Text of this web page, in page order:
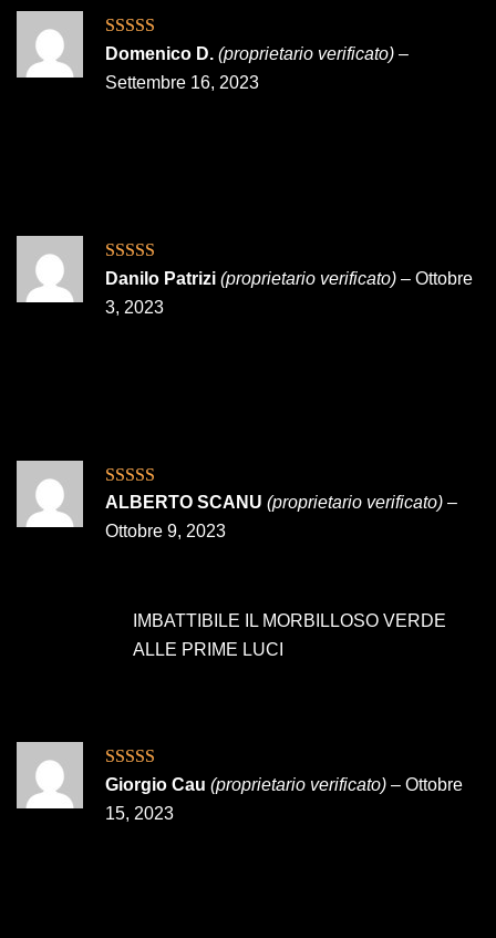
Valutato5su
5
Domenico D. (proprietario verificato) –
Settembre 16, 2023
Valutato
3 su 5
Danilo Patrizi (proprietario verificato) – Ottobre
3, 2023
Valutato5su
5
ALBERTO SCANU (proprietario verificato) –
Ottobre 9, 2023
IMBATTIBILE IL MORBILLOSO VERDE
ALLE PRIME LUCI
Valutato 5su
5
Giorgio Cau (proprietario verificato) – Ottobre
15, 2023